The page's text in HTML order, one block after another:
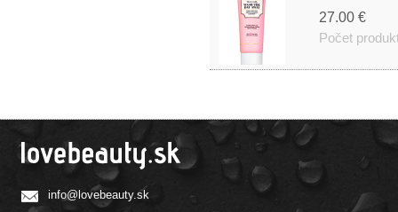
27.00 €
Počet
info@lovebeauty.sk